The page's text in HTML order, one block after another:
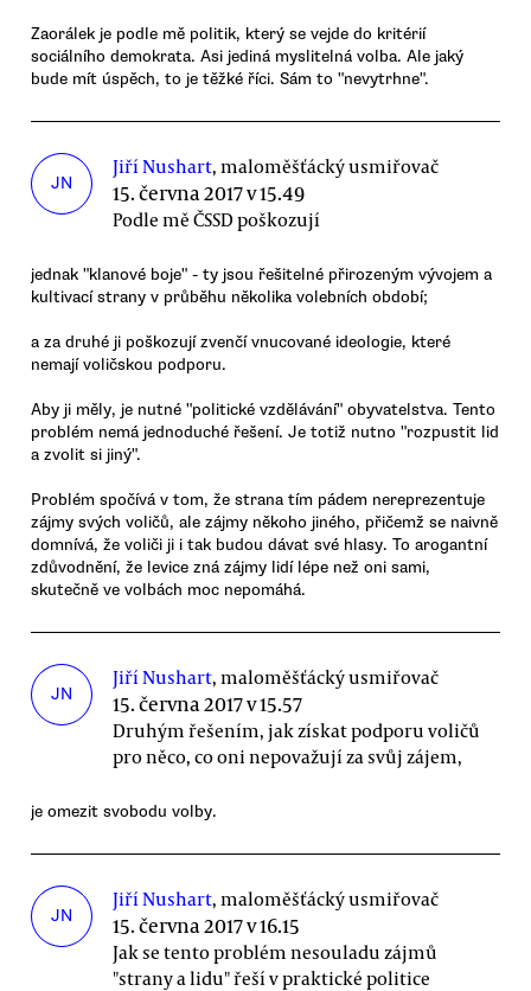
Zaorálek je podle mě politik, který se vejde do kritérií
sociálního demokrata. Asi jediná myslitelná volba. Ale jaký
bude mít úspěch, to je těžké říci. Sám to "nevytrhne".
JN
Jiří Nushart, maloměšťácký usmiřovač
15. června 2017 v 15.49
Podle mě ČSSD poškozují
jednak "klanové boje" - ty jsou řešitelné přirozeným vývojem a
kultivací strany v průběhu několika volebních období;
a za druhé ji poškozují zvenčí vnucované ideologie, které
nemají voličskou podporu.
Aby ji měly, je nutné "politické vzdělávání" obyvatelstva. Tento
problém nemá jednoduché řešení. Je totiž nutno "rozpustit lid
a zvolit si jiný".
Problém spočívá v tom, že strana tím pádem nereprezentuje
zájmy svých voličů, ale zájmy někoho jiného, přičemž se naivně
domnívá, že voliči ji i tak budou dávat své hlasy. To arogantní
zdůvodnění, že levice zná zájmy lidí lépe než oni sami,
skutečně ve volbách moc nepomáhá.
JN
Jiří Nushart, maloměšťácký usmiřovač
15. června 2017 v 15.57
Druhým řešením, jak získat podporu voličů
pro něco, co oni nepovažují za svůj zájem,
je omezit svobodu volby.
JN
Jiří Nushart, maloměšťácký usmiřovač
15. června 2017 v 16.15
Jak se tento problém nesouladu zájmů
"strany a lidu" řeší v praktické politice